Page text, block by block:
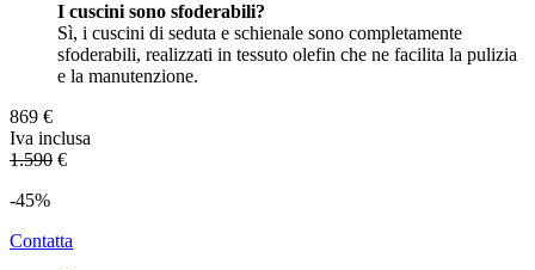
I cuscini sono sfoderabili?
Sì, i cuscini di seduta e schienale sono completamente
sfoderabili, realizzati in tessuto olefin che ne facilita la pulizia
e la manutenzione.
869 €
Iva inclusa
1.590 €
-45%
Contatta